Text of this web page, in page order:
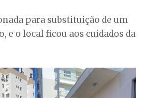
para substituição de um
e o local ficou aos cuidados da